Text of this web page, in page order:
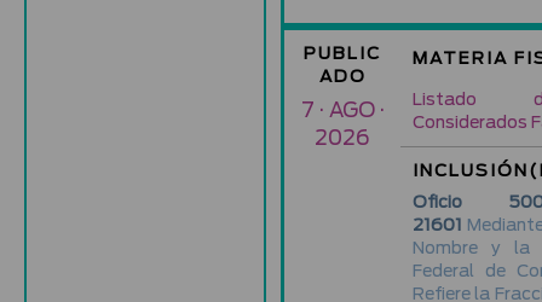
PUBLIC
ADO
MATERIA
7 · AGO ·
2026
Listado
Considerados
Oficio 500-
21601
Nombre y la
Federal de
Refiere la